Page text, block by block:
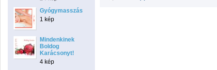
Gyógymasszás
1 kép
Mindenkinek
Boldog
Karácsonyt!
4 kép